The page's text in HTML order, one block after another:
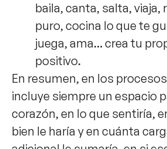
baila, canta, salta, viaja,
puro, cocina lo que te
juega, ama… crea tu
positivo.
En resumen, en los
incluye siempre un espacio
corazón, en lo que sentiría,
bien le haría y en cuánta